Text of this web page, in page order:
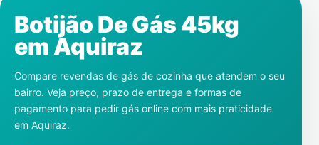
Revendedor
Notícias
Cadastre-se
Botijão De Gás 45kg
emAquiraz
Compare revendas de gás de cozinha que atendem o seu
bairro. Veja preço, prazo de entrega e formas de
pagamento para pedir gás online com mais praticidade
em Aquiraz.